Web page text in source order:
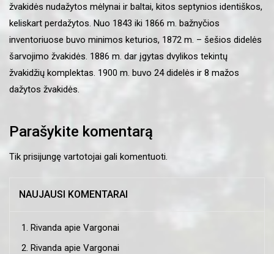
žvakidės nudažytos mėlynai ir baltai, kitos septynios identiškos,
keliskart perdažytos. Nuo 1843 iki 1866 m. bažnyčios
inventoriuose buvo minimos keturios, 1872 m. – šešios didelės
šarvojimo žvakidės. 1886 m. dar įgytas dvylikos tekintų
žvakidžių komplektas. 1900 m. buvo 24 didelės ir 8 mažos
dažytos žvakidės.
Parašykite komentarą
Tik prisijungę vartotojai gali komentuoti.
NAUJAUSI KOMENTARAI
Rivanda apie Vargonai
Rivanda apie Vargonai